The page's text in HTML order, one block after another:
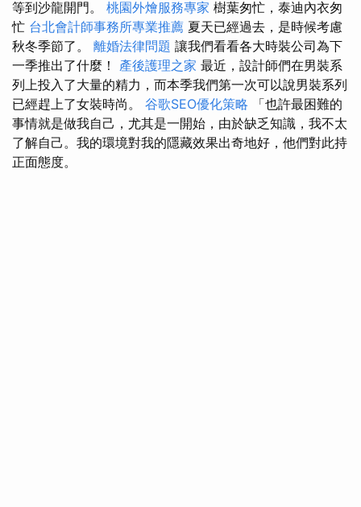
等到沙龍開門。 桃園外燴服務專家 樹葉匆忙，泰迪內衣匆
忙 台北會計師事務所專業推薦 夏天已經過去，是時候考慮
秋冬季節了。 離婚法律問題 讓我們看看各大時裝公司為下
一季推出了什麼！ 產後護理之家 最近，設計師們在男裝系
列上投入了大量的精力，而本季我們第一次可以說男裝系列
已經趕上了女裝時尚。 谷歌SEO優化策略 「也許最困難的
事情就是做我自己，尤其是一開始，由於缺乏知識，我不太
了解自己。我的環境對我的隱藏效果出奇地好，他們對此持
正面態度。